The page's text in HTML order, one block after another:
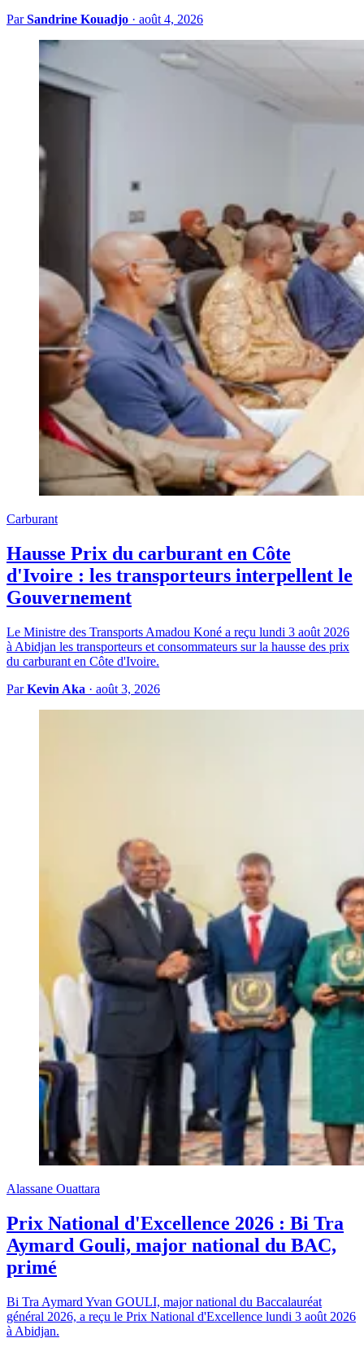
ParSandrine Kouadjo · août 4, 2026
Carburant
Hausse Prix du carburant en Côte
d'Ivoire : les transporteurs interpellent le
Gouvernement
Le Ministre des Transports Amadou Koné a reçu lundi 3 août 2026
à Abidjan les transporteurs et consommateurs sur la hausse des prix
du carburant en Côte d'Ivoire.
ParKevin Aka · août 3, 2026
Alassane Ouattara
Prix National d'Excellence 2026 : Bi Tra
Aymard Gouli, major national du BAC,
primé
Bi Tra Aymard Yvan GOULI, major national du Baccalauréat
général 2026, a reçu le Prix National d'Excellence lundi 3 août 2026
à Abidjan.